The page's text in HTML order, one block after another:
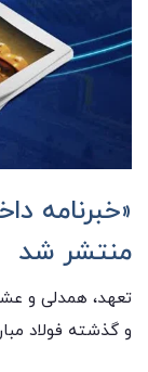
منتشر شد
تعهد، همدلی و
و گذشته فولاد